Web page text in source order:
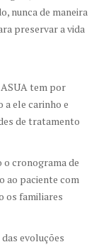
nunca de maneira
preservar a vida
tem por
ele carinho e
de tratamento
cronograma de
ao paciente com
os familiares
evoluções